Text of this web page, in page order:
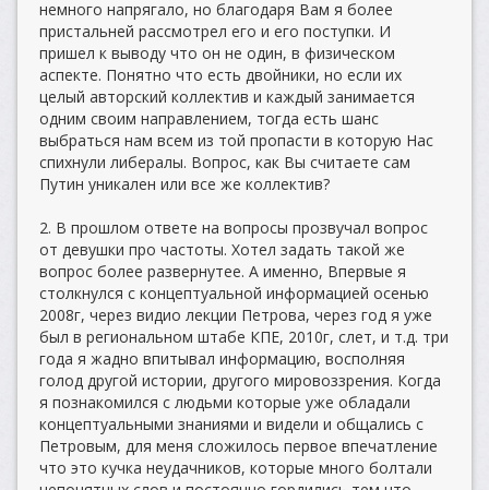
немного напрягало, но благодаря Вам я более
пристальней рассмотрел его и его поступки. И
пришел к выводу что он не один, в физическом
аспекте. Понятно что есть двойники, но если их
целый авторский коллектив и каждый занимается
одним своим направлением, тогда есть шанс
выбраться нам всем из той пропасти в которую Нас
спихнули либералы. Вопрос, как Вы считаете сам
Путин уникален или все же коллектив?
2. В прошлом ответе на вопросы прозвучал вопрос
от девушки про частоты. Хотел задать такой же
вопрос более развернутее. А именно, Впервые я
столкнулся с концептуальной информацией осенью
2008г, через видио лекции Петрова, через год я уже
был в региональном штабе КПЕ, 2010г, слет, и т.д. три
года я жадно впитывал информацию, восполняя
голод другой истории, другого мировоззрения. Когда
я познакомился с людьми которые уже обладали
концептуальными знаниями и видели и общались с
Петровым, для меня сложилось первое впечатление
что это кучка неудачников, которые много болтали